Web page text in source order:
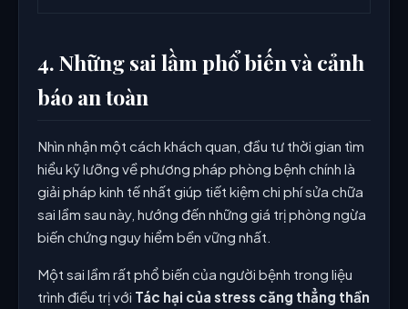
4. Những sai lầm phổ biến và cảnh
báo an toàn
Nhìn nhận một cách khách quan, đầu tư thời gian tìm
hiểu kỹ lưỡng về phương pháp phòng bệnh chính là
giải pháp kinh tế nhất giúp tiết kiệm chi phí sửa chữa
sai lầm sau này, hướng đến những giá trị phòng ngừa
biến chứng nguy hiểm bền vững nhất.
Một sai lầm rất phổ biến của người bệnh trong liệu
trình điều trị với Tác hại của stress căng thẳng thần